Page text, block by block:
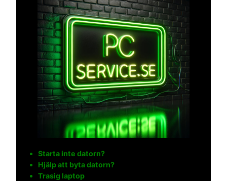
Starta inte datorn?
Hjälp att byta datorn?
Trasig laptop